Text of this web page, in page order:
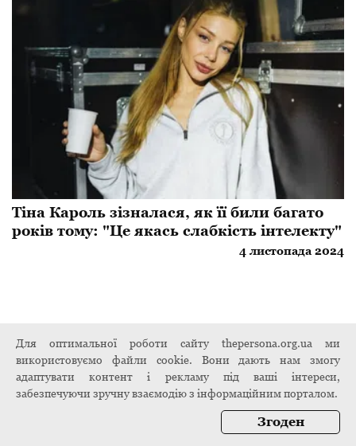
Тіна Кароль зізналася, як її били багато
років тому: "Це якась слабкість інтелекту"
4 листопада 2024
Для оптимальної роботи сайту thepersona.org.ua ми
використовуємо файли cookie. Вони дають нам змогу
адаптувати контент і рекламу під ваші інтереси,
забезпечуючи зручну взаємодію з інформаційним порталом.
Згоден